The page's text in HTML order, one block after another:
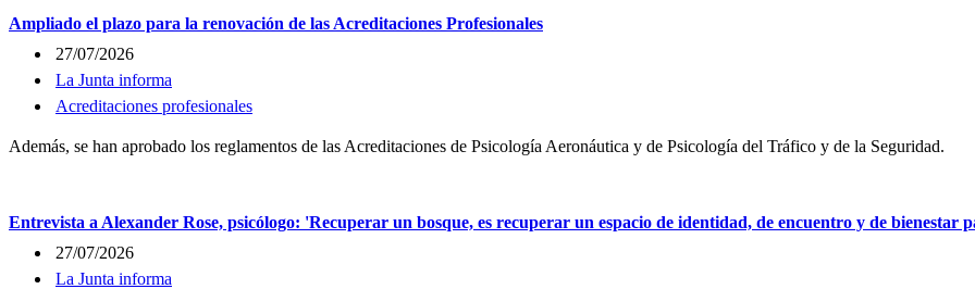
Ampliado el plazo para la renovación de las Acreditaciones Profesionales
27/07/2026
La Junta informa
Acreditaciones profesionales
Además, se han aprobado los reglamentos de las Acreditaciones de Psicología Aeronáutica y de Psicología del Tráfico y de la Seguridad.
Entrevista a Alexander Rose, psicólogo: 'Recuperar un bosque, es recuperar un espacio de identidad, de encuentro y de bienestar
27/07/2026
La Junta informa